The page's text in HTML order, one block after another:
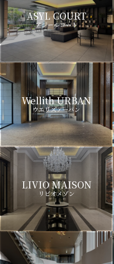
ASYL COURT
アジールコート
Wellith URBAN
ウエリスアーバン
LIVIO MAISON
リビオメゾン